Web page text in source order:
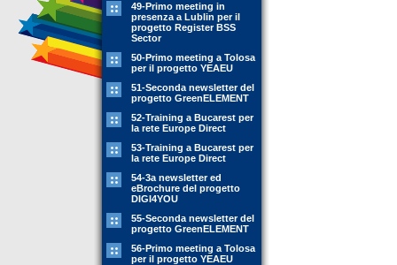
49-Primo meeting in
presenza a Lublin per il
progetto Register BSS
Sector
50-Primo meeting a Tolosa
per il progetto YEAEU
51-Seconda newsletter del
progetto GreenELEMENT
52-Training a Bucarest per
la rete Europe Direct
53-Training a Bucarest per
la rete Europe Direct
54-3a newsletter ed
eBrochure del progetto
DIGI4YOU
55-Seconda newsletter del
progetto GreenELEMENT
56-Primo meeting a Tolosa
per il progetto YEAEU